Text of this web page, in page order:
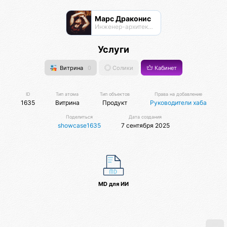
Марс Драконис
Инженер-архитектор
Услуги
Витрина 0 Солики Кабинет
ID
1635
Тип атома
Витрина
Тип объектов
Продукт
Права на добавление
Руководители хаба
Поделиться
showcase1635
Дата создания
7 сентября 2025
MD для ИИ